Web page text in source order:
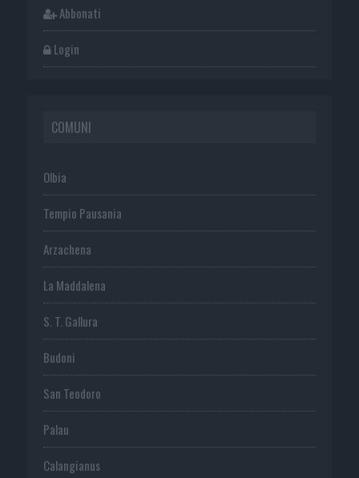
Abbonati
Login
COMUNI
Olbia
Tempio Pausania
Arzachena
La Maddalena
S. T. Gallura
Budoni
San Teodoro
Palau
Calangianus